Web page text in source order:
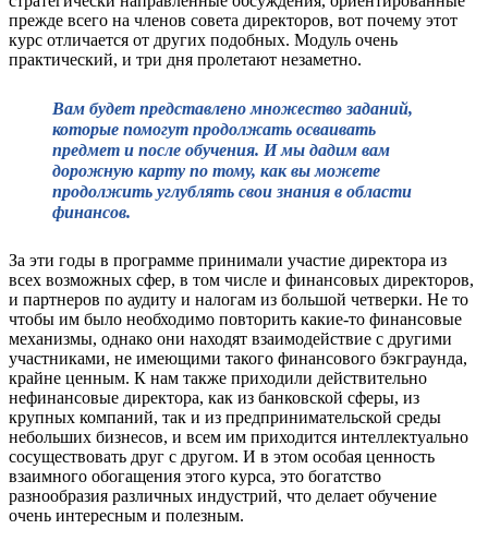
прежде всего на членов совета директоров, вот почему этот
курс отличается от других подобных. Модуль очень
практический, и три дня пролетают незаметно.
Вам будет представлено множество заданий,
которые помогут продолжать осваивать
предмет и после обучения. И мы дадим вам
дорожную карту по тому, как вы можете
продолжить углублять свои знания в области
финансов.
За эти годы в программе принимали участие директора из
всех возможных сфер, в том числе и финансовых директоров,
и партнеров по аудиту и налогам из большой четверки. Не то
чтобы им было необходимо повторить какие-то финансовые
механизмы, однако они находят взаимодействие с другими
участниками, не имеющими такого финансового бэкграунда,
крайне ценным. К нам также приходили действительно
нефинансовые директора, как из банковской сферы, из
крупных компаний, так и из предпринимательской среды
небольших бизнесов, и всем им приходится интеллектуально
сосуществовать друг с другом. И в этом особая ценность
взаимного обогащения этого курса, это богатство
разнообразия различных индустрий, что делает обучение
очень интересным и полезным.